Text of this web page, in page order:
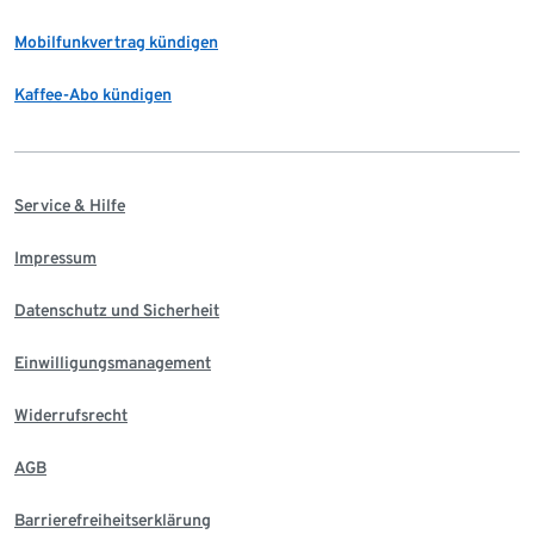
Mobilfunkvertrag kündigen
Kaffee-Abo kündigen
Service & Hilfe
Impressum
Datenschutz und Sicherheit
Einwilligungsmanagement
Widerrufsrecht
AGB
Barrierefreiheitserklärung